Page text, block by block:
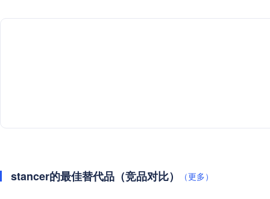
stancer的最佳替代品（竞品对比） （更多）